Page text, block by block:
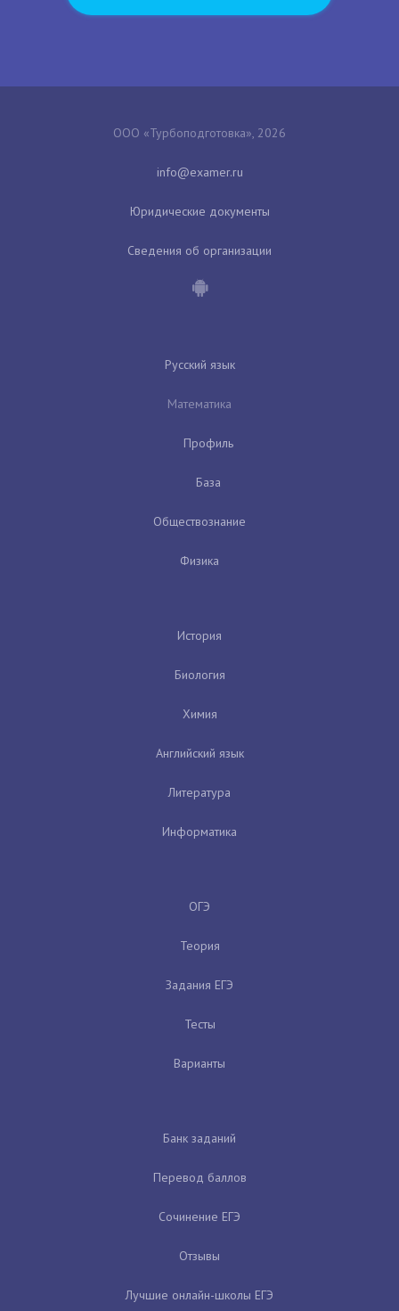
ООО «Турбоподготовка», 2026
Юридические документы
Сведения об организации
Русский язык
Математика
Профиль
База
Обществознание
Физика
История
Биология
Химия
Английский язык
Литература
Информатика
ОГЭ
Теория
Задания ЕГЭ
Тесты
Варианты
Банк заданий
Перевод баллов
Сочинение ЕГЭ
Отзывы
Лучшие онлайн-школы ЕГЭ